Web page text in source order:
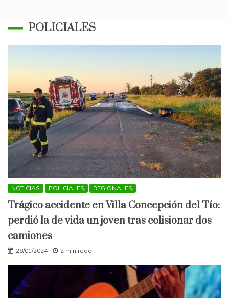
POLICIALES
NOTICIAS POLICIALES REGIONALES
Trágico accidente en Villa Concepción del Tío:
perdió la de vida un joven tras colisionar dos
camiones
28/01/2024 2 min read